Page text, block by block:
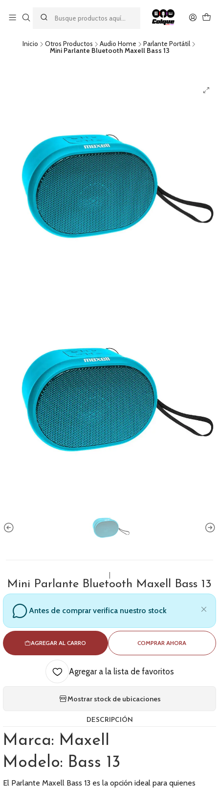
descuento por pago con transferencia bancaria
por una compra mínima de $49.990. Este descuento no es
acumulable a otras promociones ni aplicable a gastos de envío.
Inicio Otros Productos Audio Home
Parlante Portátil
Mini Parlante Bluetooth Maxell Bass 13
Mini Parlante Bluetooth Maxell Bass 13
Antes de comprar verifica nuestro stock
AGREGAR AL CARRO COMPRAR AHORA
Agregar a la lista de favoritos
Mostrar stock de ubicaciones
DESCRIPCIÓN
Marca: Maxell
Modelo: Bass 13
El Parlante Maxell Bass 13 es la opción ideal para quienes